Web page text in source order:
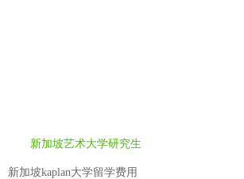
新加坡艺术大学研究生
新加坡kaplan大学留学费用